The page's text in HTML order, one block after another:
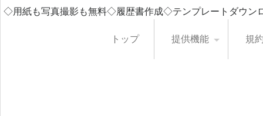
◇用紙も写真撮影も無料◇履歴書作成◇テンプレートダウ
トップ 提供機能 規